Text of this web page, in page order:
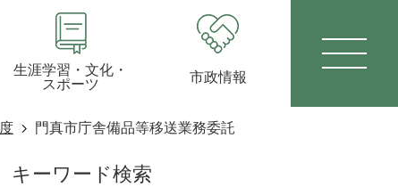
生涯学習・文化・
スポーツ
市政情報
門真市庁舎備品等移送業務委託
キーワード検索